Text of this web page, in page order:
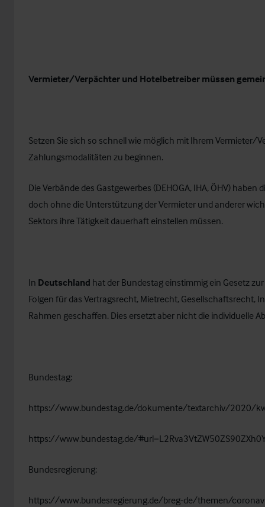
Vermieter/Verpächter und Hotelbetreiber müssen
Setzen Sie sich so schnell wie möglich mit Ihrem
Zahlungsmodalitäten zu beginnen.
Die Verbände des Gastgewerbes (DEHOGA, IHA, ÖHV)
doch ohne die Unterstützung der Vermieter und anderer
Sektors ihre Tätigkeit dauerhaft einstellen müssen.
In Deutschland hat der Bundestag einstimmig ein Gesetz
Folgen für das Vertragsrecht, Mietrecht,
Rahmen geschaffen. Dies ersetzt aber nicht die individuelle
Bundestag:
https://www.bundestag.de/dokumente/textarchiv/2020/
https://www.bundestag.de/
Bundesregierung:
https://www.bundesregierung.de/breg-de/themen/